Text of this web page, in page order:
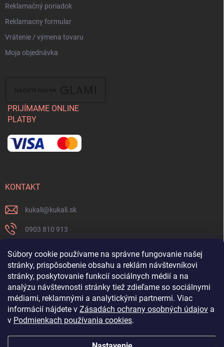
Súbory cookie používame na správne fungovanie našej
stránky, prispôsobenie obsahu a reklám návštevníkovi
stránky, poskytovanie funkcií sociálnych médií a na
analýzu návštevnosti stránky tiež zdieľame so sociálnymi
médiami, reklamnými a analytickými partnermi. Viac
informácií nájdete v Zásadách ochrany osobných údajov a
v Podmienkach používania cookies.
Reklamačný poriadok
Reklamacny formular
Vrátenie / výmena tovaru
Moja objednávka
PRIJÍMAME ONLINE
PLATBY
KONTAKT
kukali@kukali.sk
0903 810 913
Nenechajte si ujsť novinky a sledujte nás na FB
kukalishop